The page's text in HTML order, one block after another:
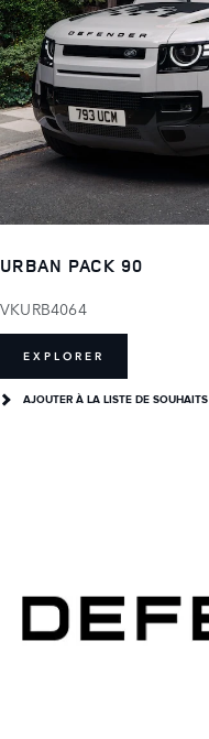
URBAN PACK 90
VKURB4064
EXPLORER
AJOUTER À LA LISTE DE SOUHAITS